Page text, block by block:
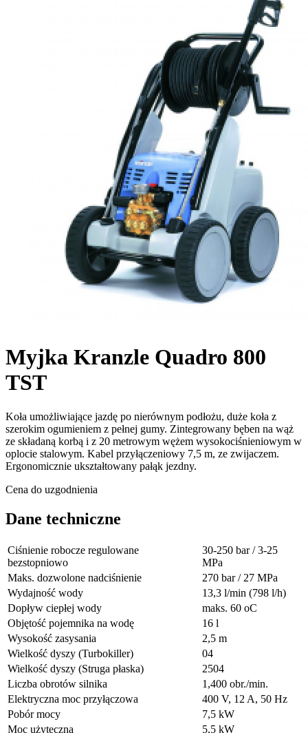
Myjka Kranzle Quadro 800
TST
Koła umożliwiające jazdę po nierównym podłożu, duże koła z
szerokim ogumieniem z pełnej gumy. Zintegrowany bęben na wąż
ze składaną korbą i z 20 metrowym wężem wysokociśnieniowym w
oplocie stalowym. Kabel przyłączeniowy 7,5 m, ze zwijaczem.
Ergonomicznie ukształtowany pałąk jezdny.
Cena do uzgodnienia
Dane techniczne
Ciśnienie robocze regulowane
bezstopniowo
30-250 bar / 3-25
MPa
Maks. dozwolone nadciśnienie
270 bar / 27 MPa
Wydajność wody
13,3 l/min (798 l/h)
Dopływ ciepłej wody
maks. 60 oC
Objętość pojemnika na wodę
16 l
Wysokość zasysania
2,5 m
Wielkość dyszy (Turbokiller)
04
Wielkość dyszy (Struga płaska)
2504
Liczba obrotów silnika
1,400 obr./min.
Elektryczna moc przyłączowa
400 V, 12 A, 50 Hz
Pobór mocy
7,5 kW
Moc użyteczna
5,5 kW